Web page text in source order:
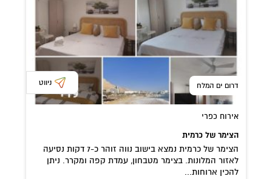
דרום ים המלח ניווט
אירוח כפרי
הצימר של כרמית
הצימר של כרמית נמצא בישוב נווה זוהר כ-7 דקות נסיעה
לאזור המלונות. בצימר מטבחון, עמדת קפה ומקרר. ניתן
להכין ארוחות...